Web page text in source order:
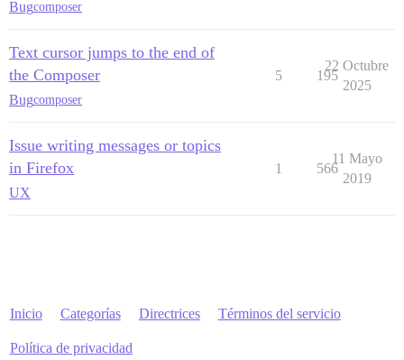
Bugcomposer
Text cursor jumps to the end of
the Composer
Bugcomposer
5 195
22 Octubre
2025
Issue writing messages or topics
in Firefox
UX
1 566
11 Mayo
2019
Inicio Categorías Directrices Términos del servicio
Política de privacidad